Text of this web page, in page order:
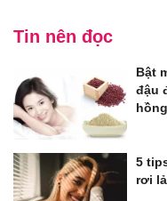
Tin nên đọc
Bật
đậu
hồng
5
rơi